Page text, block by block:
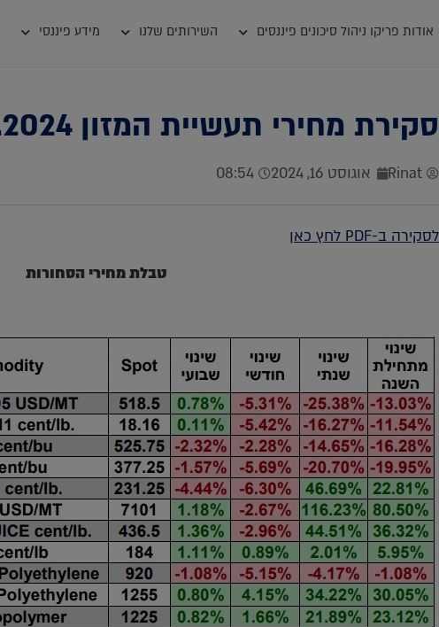
אודות פריקו ניהול סיכונים פיננסים השירותים שלנו מידע פיננסי
סקירת מחירי תעשיית המזון 14.08.2024
Rinat אוגוסט 16, 2024 08:54
לסקירה ב-PDF לחץ כאן
טבלת מחירי הסחורות